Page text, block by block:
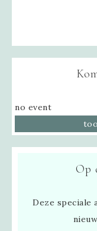
no event
Op
Deze speciale